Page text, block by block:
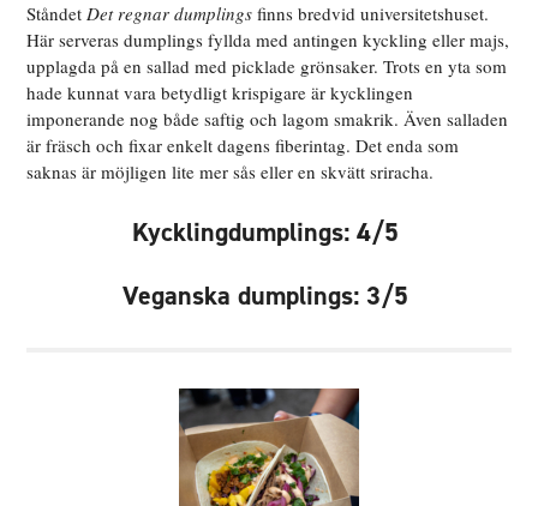
StåndetDet regnar dumplings finns bredvid universitetshuset.
Här serveras dumplings fyllda med antingen kyckling eller majs,
upplagda på en sallad med picklade grönsaker. Trots en yta som
hade kunnat vara betydligt krispigare är kycklingen
imponerande nog både saftig och lagom smakrik. Även salladen
är fräsch och fixar enkelt dagens fiberintag. Det enda som
saknas är möjligen lite mer sås eller en skvätt sriracha.
Kycklingdumplings: 4/5
Veganska dumplings: 3/5